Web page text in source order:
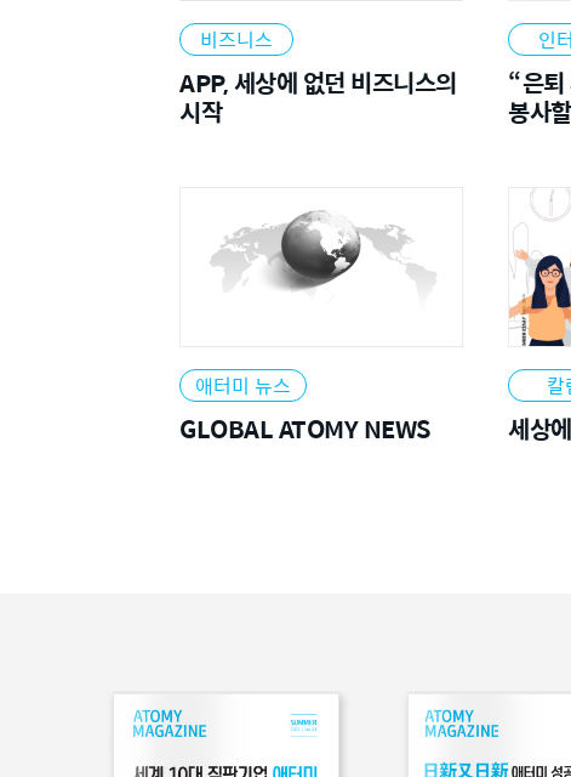
2021
비즈니스
APP, 세상에 없던 비즈니스의
시작
인
“은퇴
봉사
애터미 뉴스
GLOBAL ATOMY NEWS
칼
세상